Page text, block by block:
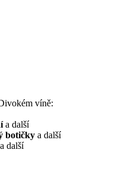
víně:
a další
botičky a další
a další